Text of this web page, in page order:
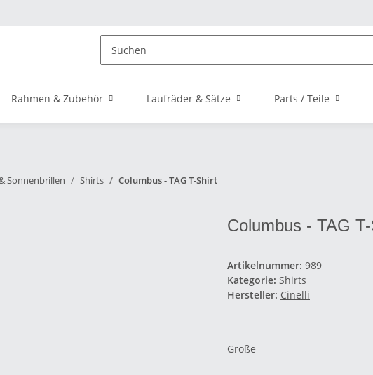
Rahmen & Zubehör Laufräder & Sätze Parts / Teile
Sonnenbrillen Shirts Columbus - TAG T-Shirt
Columbus - TAG
Artikelnummer: 989
Kategorie: Shirts
Hersteller: Cinelli
Größe